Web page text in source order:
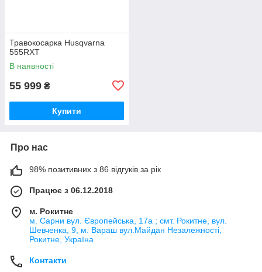
Травокосарка Husqvarna
555RXT
В наявності
55 999 ₴
Купити
Про нас
98% позитивних з 86 відгуків за рік
Працює з 06.12.2018
м. Рокитне
м. Сарни вул. Європейська, 17а ; смт. Рокитне, вул.
Шевченка, 9, м. Вараш вул.Майдан Незалежності,
Рокитне, Україна
Контакти